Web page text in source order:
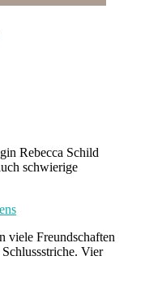
Rebecca Schild
schwierige
viele Freundschaften
Vier